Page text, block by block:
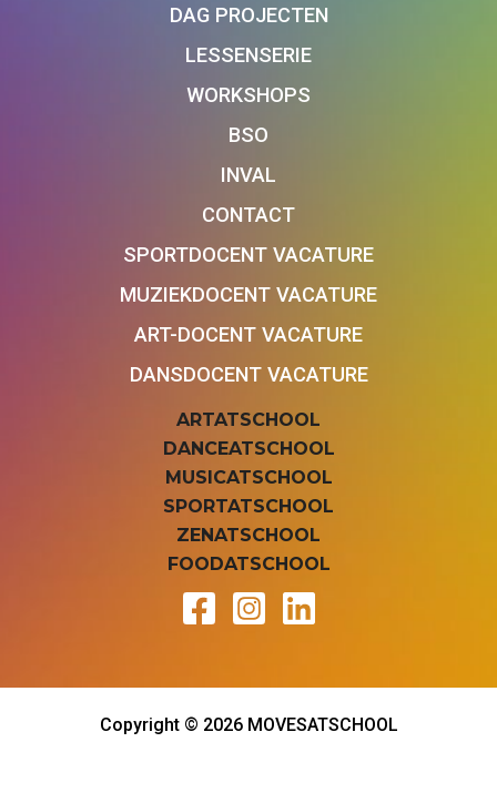
DAG PROJECTEN
LESSENSERIE
WORKSHOPS
BSO
INVAL
CONTACT
SPORTDOCENT VACATURE
MUZIEKDOCENT VACATURE
ART-DOCENT VACATURE
DANSDOCENT VACATURE
ARTATSCHOOL
DANCEATSCHOOL
MUSICATSCHOOL
SPORTATSCHOOL
ZENATSCHOOL
FOODATSCHOOL
Copyright © 2026 MOVESATSCHOOL